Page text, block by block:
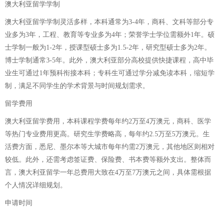
澳大利亚留学学制
澳大利亚留学学制灵活多样，本科通常为3-4年，商科、文科等部分专
业多为3年，工程、教育等专业多为4年；荣誉学士学位需额外1年。硕
士学制一般为1-2年，授课型硕士多为1.5-2年，研究型硕士多为2年。
博士学制通常3-5年。此外，澳大利亚部分高校提供快捷课程，高中毕
业生可通过1年预科衔接本科；专科生可通过学分减免读本科，缩短学
制，满足不同学生的学术背景与时间规划需求。
留学费用
澳大利亚留学费用，本科课程学费每年约2万至4万澳元，商科、医学
等热门专业费用更高。研究生学费略高，每年约2.5万至5万澳元。生
活费方面，悉尼、墨尔本等大城市每年约需2万澳元，其他地区则相对
较低。此外，还需考虑签证费、保险费、书本费等额外支出。整体而
言，澳大利亚留学一年总费用大致在4万至7万澳元之间，具体需根据
个人情况详细规划。
申请时间